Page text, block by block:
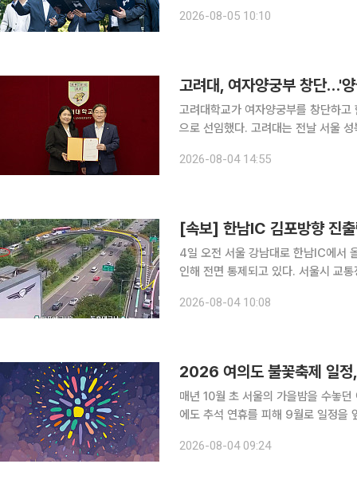
한 특화 설계를 마련한다고 5일 밝혔
2026-08-05 10:10
고려대, 여자양궁부 창단…'
고려대학교가 여자양궁부를 창단하
으로 선임했다. 고려대는 전날 서울 성북구 본관 총장실에서 김수녕 감독 임명식을 열고, 2027학년
2027학년도 수시모집을 통해 여자양
2026-08-04 14:55
[속보] 한남IC 김포방향 진
4일 오전 서울 강남대로 한남IC에서
인해 전면 통제되고 있다. 서울시 교통정보에 따르면 이날 오전 9시 46분께 차량 고장이 발생했으
다. 해당 구간을 지나는 운전자는 교
2026-08-04 10:08
2026 여의도 불꽃축제 일정
매년 10월 초 서울의 가을밤을 수놓
에도 추석 연휴를 피해 9월로 일정을 앞
대에서 열린다. 공식 행사 시간은 오
2026-08-04 09:24